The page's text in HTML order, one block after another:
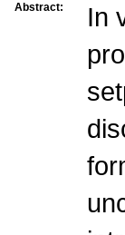
Abstract:
In